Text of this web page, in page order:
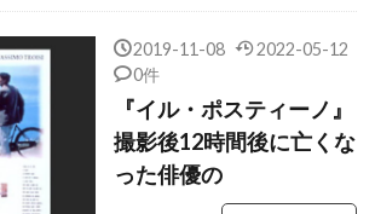
・エッツェル
グレッグ・キニア
ーグ
グレッグ・モットーラ
リアムスン
ディックス
シャワー
グレーム・マンソン
2019-11-08
2022-05-12
0件
『イル・ポスティーノ』
撮影後12時間後に亡くな
った俳優の